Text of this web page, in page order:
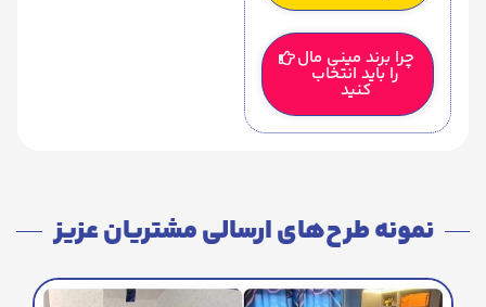
چرا برند مینی مال
را باید انتخاب
کنید
نمونه طرح‌های ارسالی مشتریان عزیز